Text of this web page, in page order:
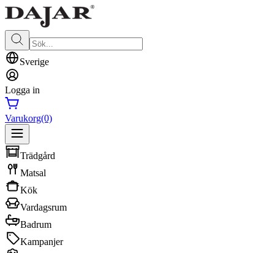
Sverige
Logga in
Varukorg(0)
Trädgård
Matsal
Kök
Vardagsrum
Badrum
Kampanjer